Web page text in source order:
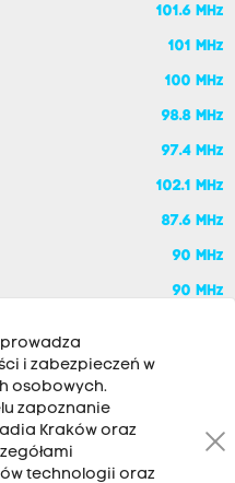
101.6 MHz
101 MHz
100 MHz
98.8 MHz
97.4 MHz
102.1 MHz
87.6 MHz
90 MHz
90 MHz
i zabezpieczeń w
osobowych.
zapoznanie
Kraków oraz
technologii oraz